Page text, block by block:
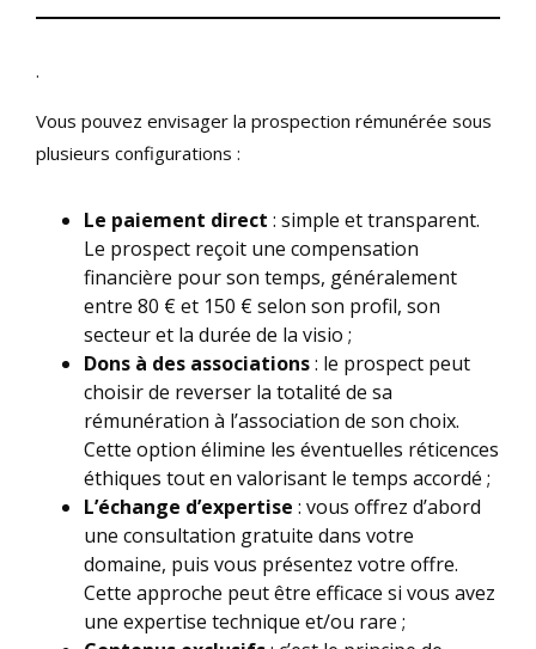
.
Vous pouvez envisager la prospection rémunérée sous
plusieurs configurations :
Le paiement direct : simple et transparent.
Le prospect reçoit une compensation
financière pour son temps, généralement
entre 80 € et 150 € selon son profil, son
secteur et la durée de la visio ;
Dons à des associations: le prospect peut
choisir de reverser la totalité de sa
rémunération à l’association de son choix.
Cette option élimine les éventuelles réticences
éthiques tout en valorisant le temps accordé ;
L’échange d’expertise : vous offrez d’abord
une consultation gratuite dans votre
domaine, puis vous présentez votre offre.
Cette approche peut être efficace si vous avez
une expertise technique et/ou rare ;